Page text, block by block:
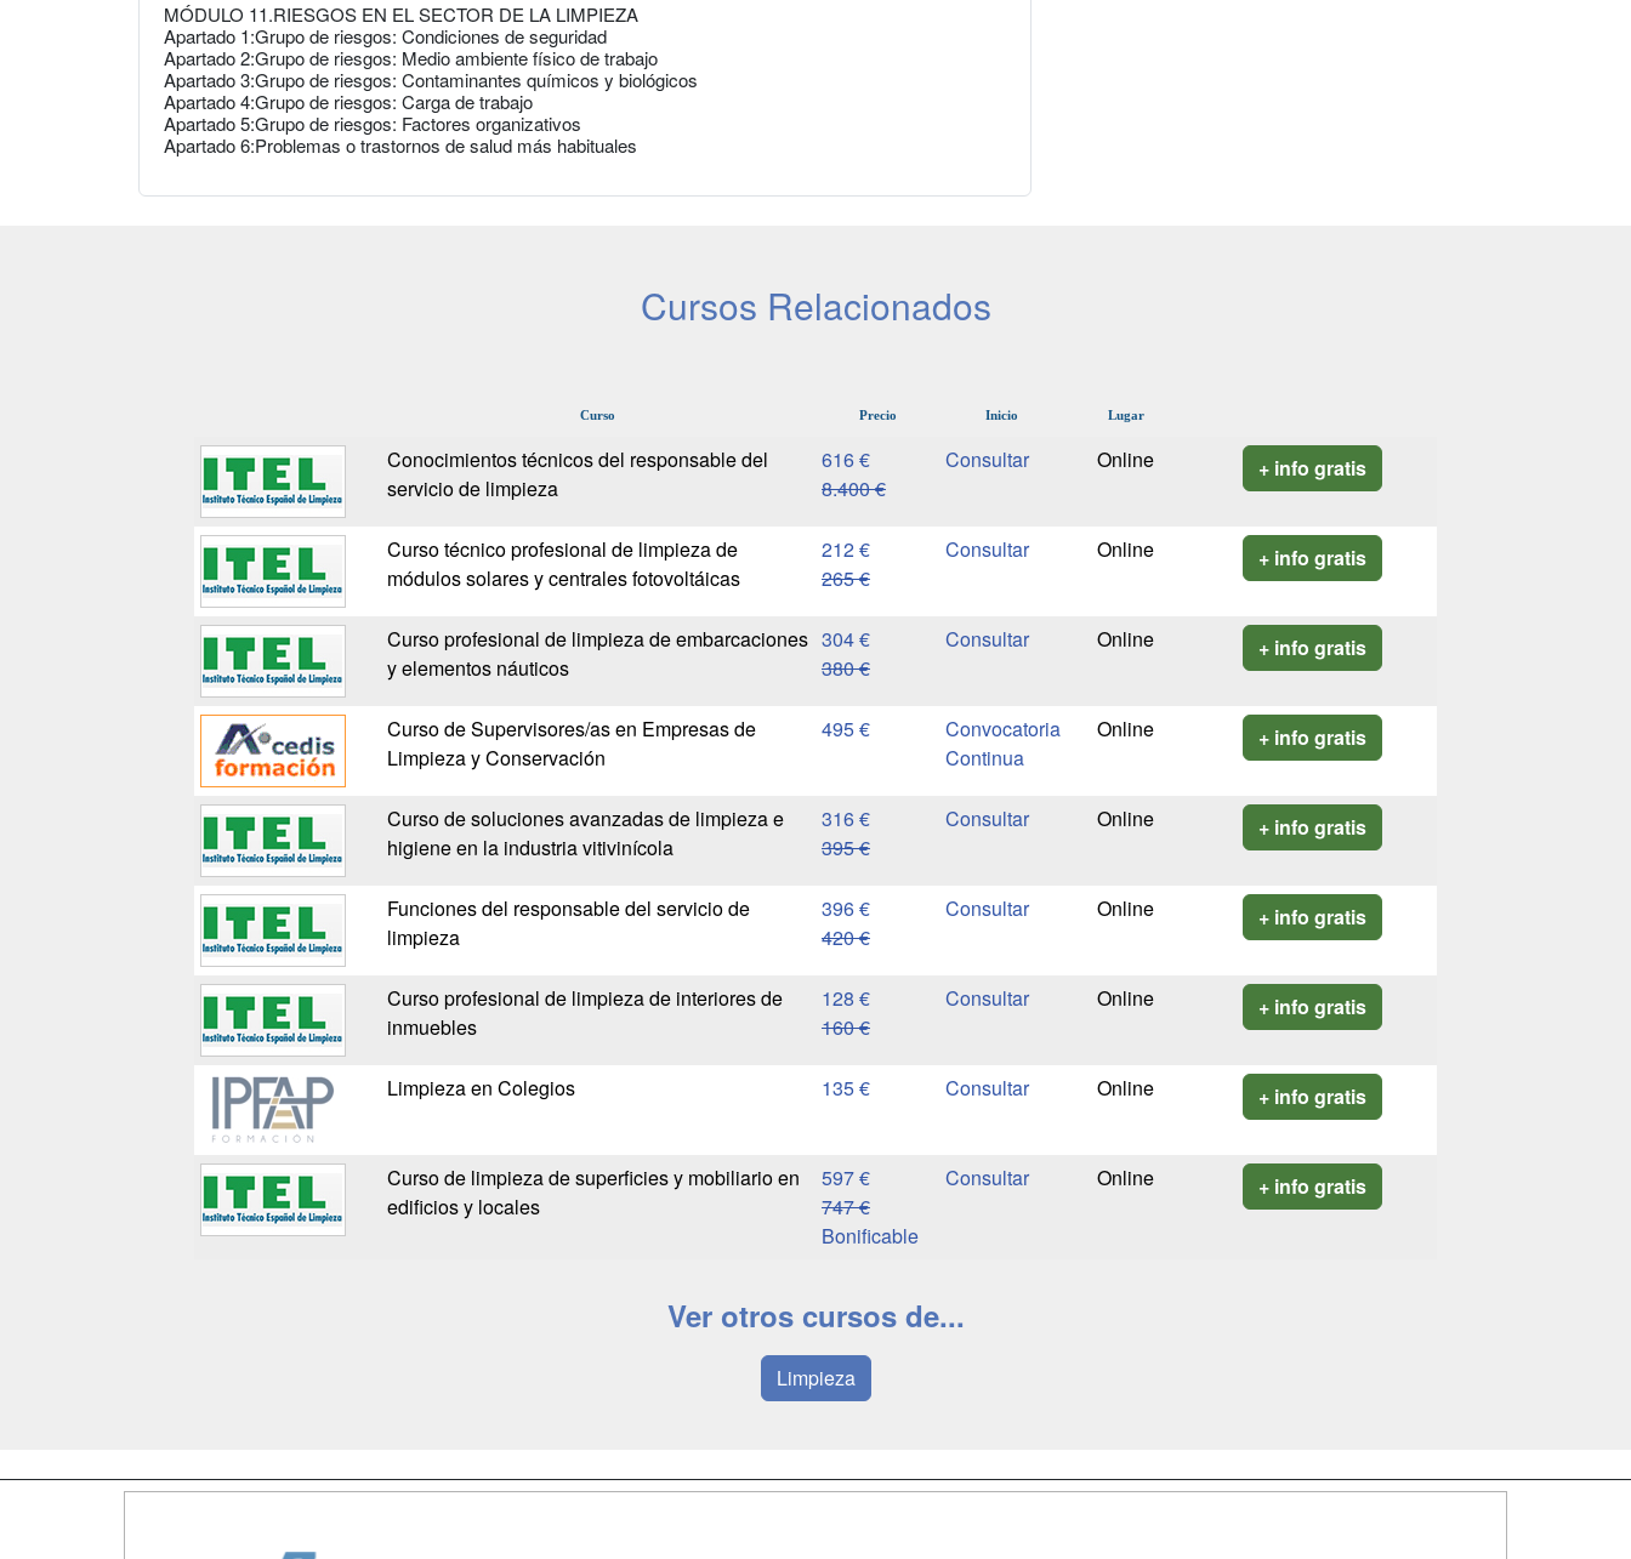
MÓDULO 11.RIESGOS EN EL SECTOR DE LA LIMPIEZA
Apartado 1:Grupo de riesgos: Condiciones de seguridad
Apartado 2:Grupo de riesgos: Medio ambiente físico de trabajo
Apartado 3:Grupo de riesgos: Contaminantes químicos y biológicos
Apartado 4:Grupo de riesgos: Carga de trabajo
Apartado 5:Grupo de riesgos: Factores organizativos
Apartado 6:Problemas o trastornos de salud más habituales
Cursos Relacionados
Curso Precio Inicio Lugar
Conocimientos técnicos del responsable del
servicio de limpieza
616 €
8.400 €
Online + info gratis
Curso técnico profesional de limpieza de
módulos solares y centrales fotovoltáicas
212 €
265 €
Online + info gratis
Curso profesional de limpieza de embarcaciones
y elementos náuticos
304 €
380 €
Online + info gratis
Curso de Supervisores/as en Empresas de
Limpieza y Conservación
495 €
Convocatoria
Continua
Online + info gratis
Curso de soluciones avanzadas de limpieza e
higiene en la industria vitivinícola
316 €
395 €
Online + info gratis
Funciones del responsable del servicio de
limpieza
396 €
420 €
Online + info gratis
Curso profesional de limpieza de interiores de
inmuebles
128 €
160 €
Online + info gratis
Limpieza en Colegios 135 € Online + info gratis
Curso de limpieza de superficies y mobiliario en
edificios y locales
597 €
747 €
Bonificable
Online + info gratis
Ver otros cursos de...
Limpieza